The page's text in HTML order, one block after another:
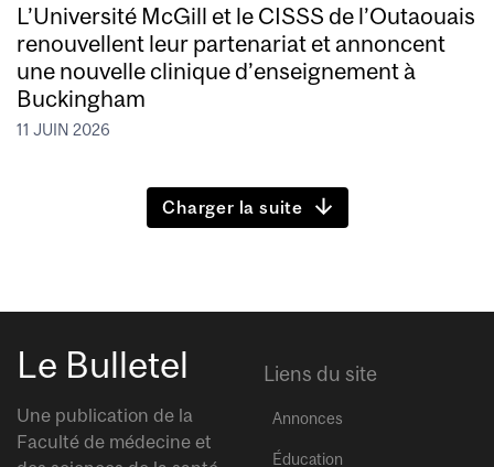
L’Université McGill et le CISSS de l’Outaouais
renouvellent leur partenariat et annoncent
une nouvelle clinique d’enseignement à
Buckingham
11 JUIN 2026
Charger la suite
Le Bulletel
Une publication de la
Faculté de médecine et
Liens du site
Annonces
Éducation